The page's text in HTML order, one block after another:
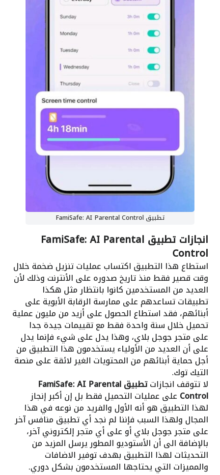
تطبيق FamiSafe: AI Parental Control
انجازات تطبيق FamiSafe: AI Parental
Control
استطاع هذا التطبيق اكتساب عمليات تنزيل ضخمة خلال
وقت قصير فقط منذ تاريخ صدوره على الأنترنت وذلك لأن
العديد من المستخدمين كانوا بانتظار مثل هكذا
تطبيقات تساعدهم على ممارسة الرقابة الأبوية على
أبنائهم، فقد استطاع الحصول على أزيد من مليون عملية
تحميل خلال سنة واحدة فقط مع تقييمات جيدة جدا
على متجر جوجل بلاي، وهذا يدل على شيء فإنما يدل
على أن العديد من الأولياء يستخدمون هذا التطبيق من
أجل حماية أبنائهم من المحتويات الغير لائقة على منصة
التيك توك.
لا تتوقف انجازات تطبيق FamiSafe: AI Parental
Control على عمليات التحميل فقط بل إن أكبر إنجاز
لهذا التطبيق هو أنه الأول والفريد من نوعه في هذا
المجال ولهذا السبب فإننا لم نجد أي تطبيق منافس آخر
على متجر جوجل بلاي أو على أي متجر إلكتروني آخر،
بالإضافة الى أن الأستوديو المطور يرسل المزيد من
التحديثات لهذا التطبيق بهدف توفير الاضافات
والمميزات التي يحتاجها المستخدمون بشكل دوري.